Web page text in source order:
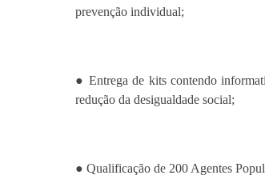
prevenção individual;
● Entrega de kits contendo
redução da desigualdade social;
● Qualificação de 200 Agentes